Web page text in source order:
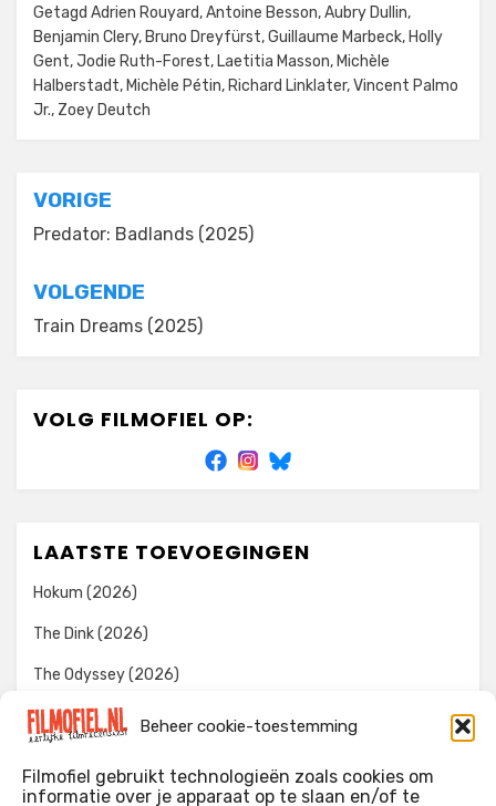
Beheer cookie-toestemming
Filmofiel gebruikt technologieën zoals cookies om
informatie over je apparaat op te slaan en/of te
Getagd Adrien Rouyard,Antoine Besson,Aubry Dullin,
Benjamin Clery, Bruno Dreyfürst,Guillaume Marbeck, Holly
Gent,Jodie Ruth-Forest, Laetitia Masson, Michèle
Halberstadt, Michèle Pétin, Richard Linklater,Vincent Palmo
Jr., Zoey Deutch
Bericht
navigatie
VORIGE
Predator: Badlands (2025)
VOLGENDE
Train Dreams (2025)
VOLG FILMOFIEL OP:
LAATSTE TOEVOEGINGEN
Hokum (2026)
The Dink (2026)
The Odyssey (2026)
Evil Dead Burn (2026)